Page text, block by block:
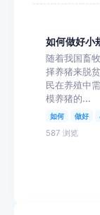
如何做好小
随着我国畜
择养猪来脱
民在养殖中
模养猪的...
如何 做好
587 浏览